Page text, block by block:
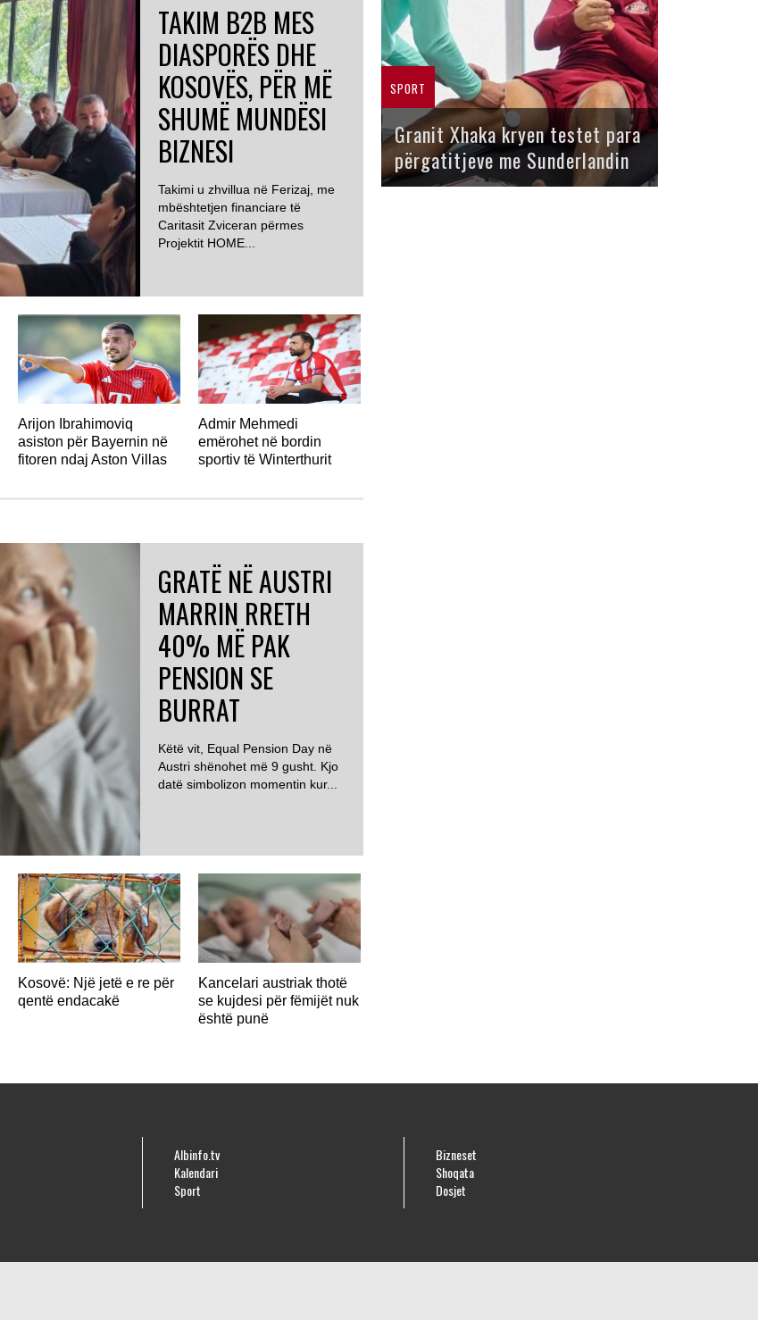
TAKIM B2B MES
DIASPORËS DHE
KOSOVËS, PËR MË
SHUMË MUNDËSI
BIZNESI
Takimi u zhvillua në Ferizaj, me
mbështetjen financiare të
Caritasit Zviceran përmes
Projektit HOME...
Arijon Ibrahimoviq
asiston për Bayernin në
fitoren ndaj Aston Villas
Admir Mehmedi
emërohet në bordin
sportiv të Winterthurit
GRATË NË AUSTRI
MARRIN RRETH
40% MË PAK
PENSION SE
BURRAT
Këtë vit, Equal Pension Day në
Austri shënohet më 9 gusht. Kjo
datë simbolizon momentin kur...
Kosovë: Një jetë e re për
qentë endacakë
Kancelari austriak thotë
se kujdesi për fëmijët nuk
është punë
SPORT
Granit Xhaka kryen testet para
përgatitjeve me Sunderlandin
Albinfo.tv
Kalendari
Sport
Bizneset
Shoqata
Dosjet